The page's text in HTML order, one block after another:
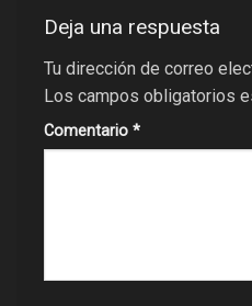
Deja una respuesta
Tu dirección de correo
Los campos obligatorios
Comentario *